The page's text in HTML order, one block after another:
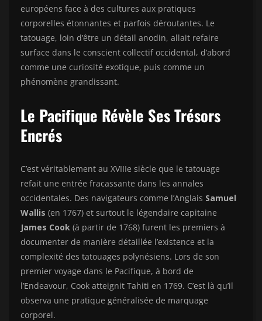
européens face à des cultures aux pratiques
corporelles étonnantes et parfois déroutantes. Le
tatouage, loin d’être un détail anodin, allait refaire
surface dans le conscient collectif occidental, d’abord
comme une curiosité exotique, puis comme un
phénomène grandissant.
Le Pacifique Révèle Ses Trésors
Encrés
C’est véritablement au XVIIIe siècle que le tatouage
refait une entrée fracassante dans les annales
occidentales. Des navigateurs comme l’Anglais Samuel
Wallis (en 1767) et surtout le légendaire capitaine
James Cook (à partir de 1768) furent les premiers à
documenter de manière détaillée l’existence et la
complexité des tatouages polynésiens. Lors de son
premier voyage dans le Pacifique, à bord de
l’Endeavour, Cook atteignit Tahiti en 1769. C’est là qu’il
observa une pratique généralisée de marquage
corporel.